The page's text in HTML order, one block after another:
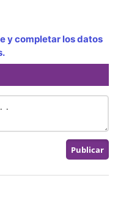
y completar los datos